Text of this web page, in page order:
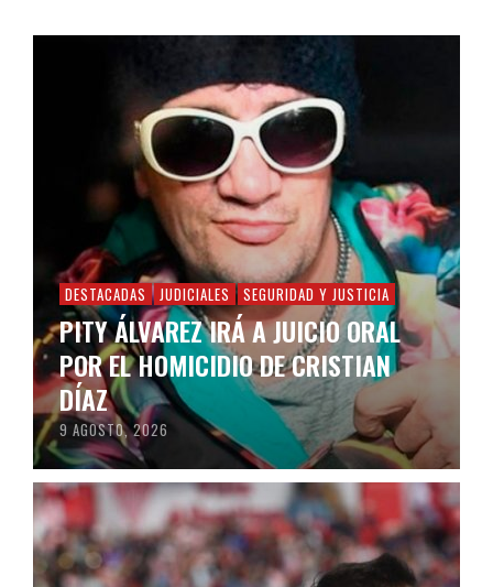
DESTACADAS JUDICIALES SEGURIDAD Y JUSTICIA
PITY ÁLVAREZ IRÁ A JUICIO ORAL
POR EL HOMICIDIO DE CRISTIAN
DÍAZ
9 AGOSTO, 2026